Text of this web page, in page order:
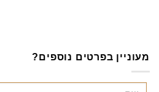
מעוניין בפרטים נוספים?